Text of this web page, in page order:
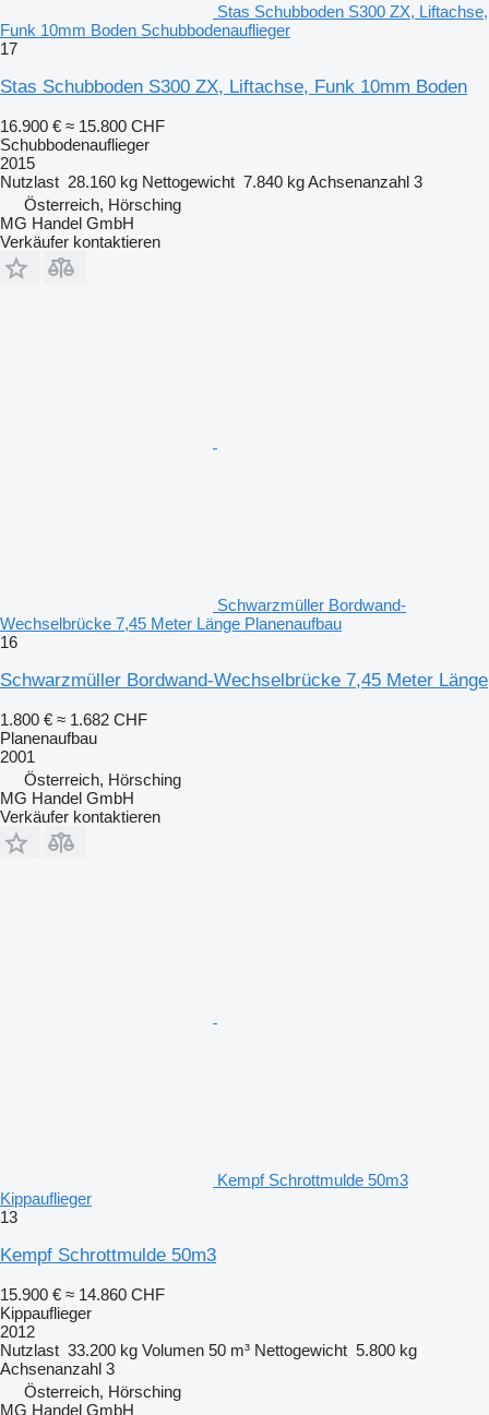
Stas Schubboden S300 ZX, Liftachse,
Funk 10mm Boden Schubbodenauflieger
17
Stas Schubboden S300 ZX, Liftachse, Funk 10mm Boden
16.900 € ≈ 15.800 CHF
Schubbodenauflieger
2015
Nutzlast 28.160 kg Nettogewicht 7.840 kgAchsenanzahl 3
Österreich, Hörsching
MG Handel GmbH
Verkäufer kontaktieren
Schwarzmüller Bordwand-
Wechselbrücke 7,45 Meter Länge Planenaufbau
16
Schwarzmüller Bordwand-Wechselbrücke 7,45 Meter Länge
1.800 € ≈ 1.682 CHF
Planenaufbau
2001
Österreich, Hörsching
MG Handel GmbH
Verkäufer kontaktieren
Kempf Schrottmulde 50m3
Kippauflieger
13
Kempf Schrottmulde 50m3
15.900 € ≈ 14.860 CHF
Kippauflieger
2012
Nutzlast 33.200 kg Volumen 50 m³ Nettogewicht 5.800 kg
Achsenanzahl 3
Österreich, Hörsching
MG Handel GmbH